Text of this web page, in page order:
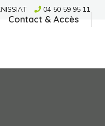
04 50 59 95 11
Contact & Accès